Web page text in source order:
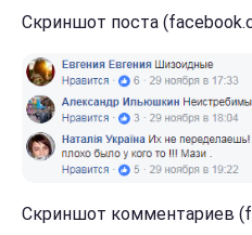
Скриншот поста
Скриншот комментариев